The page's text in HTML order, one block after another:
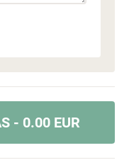
- 0.00 EUR